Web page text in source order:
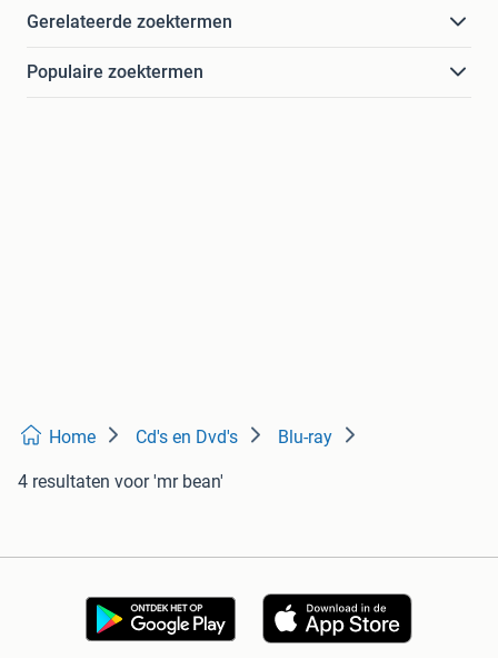
Gerelateerde zoektermen
Populaire zoektermen
Home Cd's en Dvd's Blu-ray
4 resultaten voor 'mr bean'